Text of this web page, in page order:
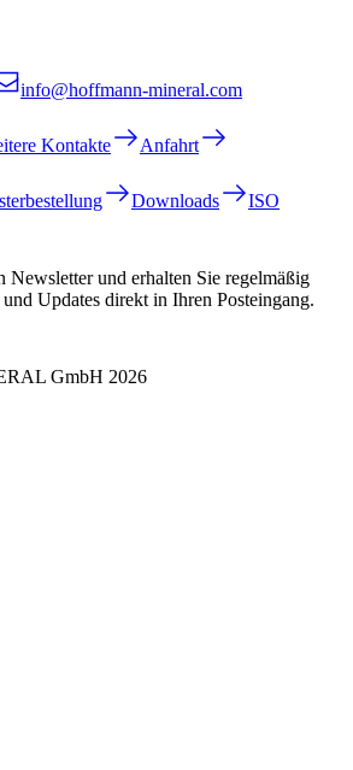
info@hoffmann-mineral.com
Kontakte
Anfahrt
Downloads
ISO
Newsletter und erhalten Sie regelmäßig
Updates direkt in Ihren Posteingang.
GmbH 2026